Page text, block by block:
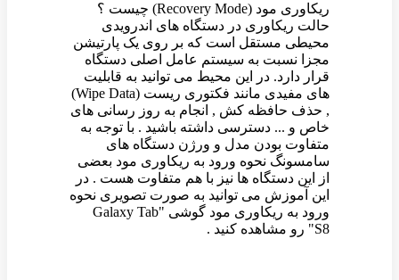
ریکاوری مود (Recovery Mode) چیست ؟
حالت ریکاوری در دستگاه های اندرویدی
محیطی مستقل است که بر روی یک پارتیشن
مجزا نسبت به سیستم عامل اصلی دستگاه
قرار دارد. در این محیط می توانید به قابلیت
های مفیدی مانند فکتوری ریست (Wipe Data)
, حذف حافظه کش , انجام به روز رسانی های
خاص و ... دسترسی داشته باشید . با توجه به
متفاوت بودن مدل و ورژن دستگاه های
سامسونگ نحوه ورود به ریکاوری مود بعضی
از این دستگاه ها نیز با هم متفاوت هست . در
این آموزش می توانید به صورت تصویری نحوه
ورود به ریکاوری مود گوشی "Galaxy Tab
S8" رو مشاهده کنید .